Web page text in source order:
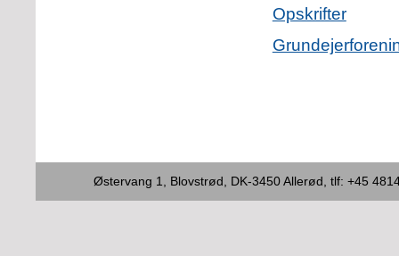
Opskrifter
Østervang 1, Blovstrød, DK-3450 Allerød, tlf: +45